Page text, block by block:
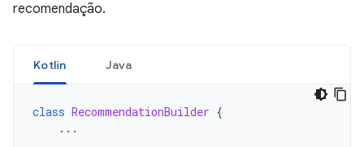
recomendação.
Kotlin Java
class RecommendationBuilder {
...